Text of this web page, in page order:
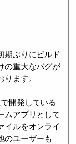
期ぶりにビルド
の重大なバグが
ます。
開発している
ムアプリとして
イルをオンライ
のユーザーも